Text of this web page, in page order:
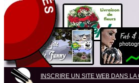
INSCRIRE UN SITE WEB DANS